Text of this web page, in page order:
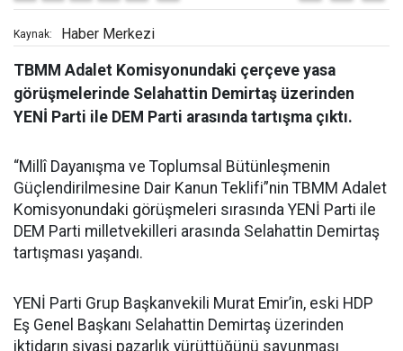
Kaynak: Haber Merkezi
TBMM Adalet Komisyonundaki çerçeve yasa
görüşmelerinde Selahattin Demirtaş üzerinden
YENİ Parti ile DEM Parti arasında tartışma çıktı.
“Millî Dayanışma ve Toplumsal Bütünleşmenin
Güçlendirilmesine Dair Kanun Teklifi”nin TBMM Adalet
Komisyonundaki görüşmeleri sırasında YENİ Parti ile
DEM Parti milletvekilleri arasında Selahattin Demirtaş
tartışması yaşandı.
YENİ Parti Grup Başkanvekili Murat Emir’in, eski HDP
Eş Genel Başkanı Selahattin Demirtaş üzerinden
iktidarın siyasi pazarlık yürüttüğünü savunması